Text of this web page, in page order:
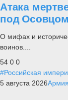
Атака
под Осовцом
О мифах и
воинов....
54 0 0
#Российская
5 августа 2026Армия